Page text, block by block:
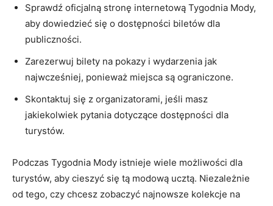
Sprawdź oficjalną stronę internetową Tygodnia Mody,⁤
aby dowiedzieć​ się o⁤ dostępności biletów dla
publiczności.
Zarezerwuj bilety na pokazy i wydarzenia jak
najwcześniej, ponieważ miejsca⁤ są ograniczone.
Skontaktuj się z⁣ organizatorami, jeśli masz
jakiekolwiek pytania dotyczące dostępności dla
turystów.
Podczas‍ Tygodnia Mody istnieje wiele możliwości dla
turystów, ⁢aby cieszyć się tą modową ucztą. Niezależnie‌
od tego, czy‌ chcesz zobaczyć najnowsze kolekcje na